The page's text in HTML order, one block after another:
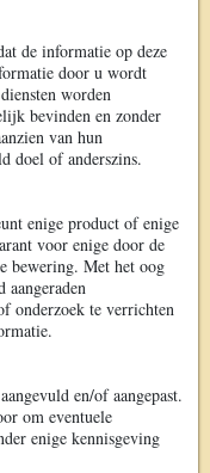
de informatie op deze
door u wordt
worden
bevinden en zonder
van hun
doel of anderszins.
enige product of enige
voor enige door de
bewering. Met het oog
onderzoek te verrichten
en/of aangepast.
om eventuele
enige kennisgeving